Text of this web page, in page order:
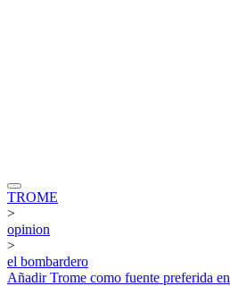
TROME
>
opinion
>
el bombardero
AñadirTrome como fuente preferida en